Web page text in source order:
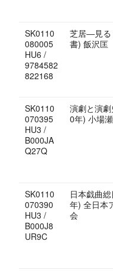
SK0110
080005
HU6 /
9784582
822168
芝居―見る
書) 飯沢匡
SK0110
070395
HU3 /
B000JA
Q27Q
演劇と演
0年) 小場
SK0110
070390
HU3 /
B000J8
UR9C
日本戯曲
年) 全日本
会